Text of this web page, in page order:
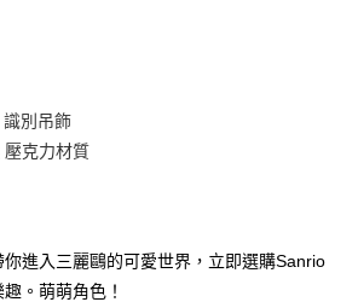
遠東國際商業銀行
永豐商業銀行
別吊飾
壓克力材質
進入三麗鷗的可愛世界，立即選購Sanrio
。萌萌角色！